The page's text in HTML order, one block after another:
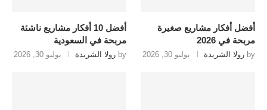
أفضل أفكار مشاريع صغيرة
مربحة في 2026
by رولا الشريدة يوليو 30, 2026
أفضل 10 أفكار مشاريع ناشئة
مربحة في السعودية
by رولا الشريدة يوليو 30, 2026